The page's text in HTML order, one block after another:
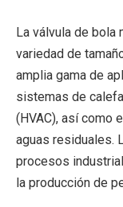
La válvula de bola
variedad de
amplia gama de
sistemas de
(HVAC), así como
aguas residuales.
procesos
la producción de